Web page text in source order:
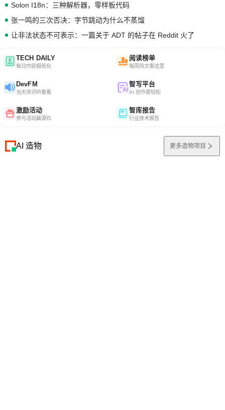
Solon I18n：三种解析器，零样板代码
张一鸣的三次否决：字节跳动为什么不蒸馏
让非法状态不可表示：一篇关于 ADT 的帖子在 Reddit 火了
TECH DAILY
每日内容报纸化
阅读榜单
每周热文看这里
DevFM
当天资讯听着看
智写平台
AI 创作更轻松
激励活动
参与活动赢源石
智库报告
行业技术报告
AI 造物 更多造物项目